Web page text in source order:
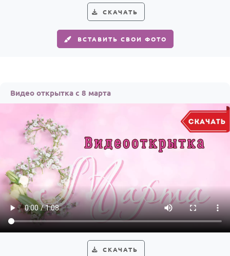
СКАЧАТЬ
ВСТАВИТЬ СВОИ ФОТО
Видео открытка с 8 марта
СКАЧАТЬ